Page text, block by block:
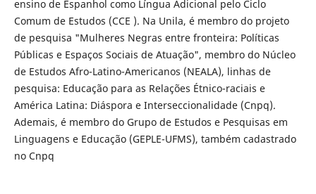
ensino de Espanhol como Língua Adicional pelo Ciclo
Comum de Estudos (CCE ). Na Unila, é membro do projeto
de pesquisa "Mulheres Negras entre fronteira: Políticas
Públicas e Espaços Sociais de Atuação", membro do Núcleo
de Estudos Afro-Latino-Americanos (NEALA), linhas de
pesquisa: Educação para as Relações Étnico-raciais e
América Latina: Diáspora e Interseccionalidade (Cnpq).
Ademais, é membro do Grupo de Estudos e Pesquisas em
Linguagens e Educação (GEPLE-UFMS), também cadastrado
no Cnpq